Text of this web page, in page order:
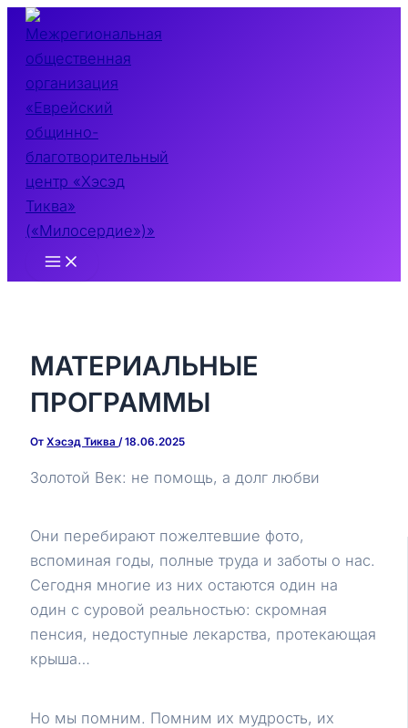
Перейти
содержимому
Main
МАТЕРИАЛЬНЫЕ
ПРОГРАММЫ
ОтХэсэд Тиква/18.06.2025
Золотой Век: не помощь, а долг любви
Они перебирают пожелтевшие фото,
вспоминая годы, полные труда и заботы о нас.
Сегодня многие из них остаются один на
один с суровой реальностью: скромная
пенсия, недоступные лекарства, протекающая
крыша…
Но мы помним. Помним их мудрость, их